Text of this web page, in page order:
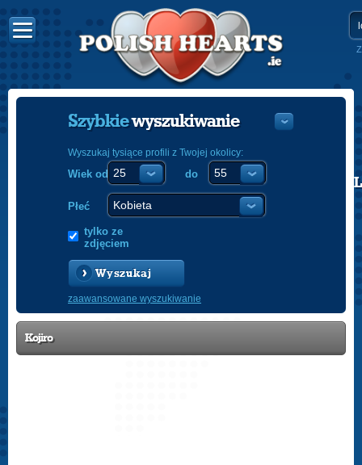
POLISH
Szybkiewyszukiwanie
Wyszukaj tysiące profili z Twojej okolicy:
Wiek od do
Płeć
tylko ze
zdjęciem
Wyszukaj
zaawansowane wyszukiwanie
Kojiro